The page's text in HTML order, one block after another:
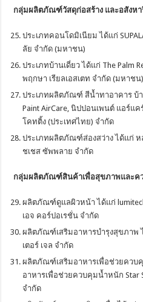
กลุ่มผลิตภัณฑ์วัสดุก่อสร้าง และอสังห
ประเภทคอนโดมิเนียม ได้แก่
ลัย จํากัด (มหาชน)
ประเภทบ้านเดี่ยว ได้แก่ The Palm
พฤกษา เรียลเอสเตท จำกัด (มหาชน)
ประเภทผลิตภัณฑ์ สีน้ำทาอาคาร บ้
Paint AirCare, นิปปอนเพนต์ แอร์แ
โคทติ้ง (ประเทศไทย) จำกัด
ประเภทผลิตภัณฑ์ส่องสว่าง ได้แก่
ชเชส ซัพพลาย จำกัด
กลุ่มผลิตภัณฑ์สินค้าเพื่อสุขภาพและค
ผลิตภัณฑ์ดูแลผิวหน้า ได้แก่
เอจ คอร์ปอเรชั่น จำกัด
ผลิตภัณฑ์เสริมอาหารบำรุงสุขภาพ
เตอร์ เจล จำกัด
ผลิตภัณฑ์เสริมอาหารเพื่อช่วยคว
อาหารเพื่อช่วยควบคุมน้ำหนัก Star
จํากัด